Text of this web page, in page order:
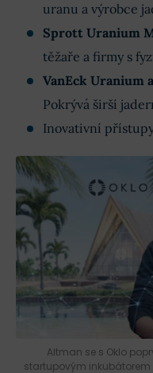
uranu a výrobce
Sprott Uranium
těžaře a firmy s
VanEck Uranium
Pokrývá širší
Inovativní
Altman se s Oklo
startupovým inkubátorem